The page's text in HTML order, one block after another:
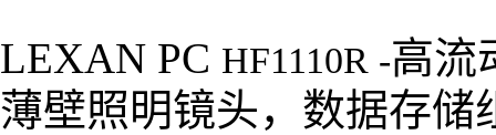
LEXAN PC HF1110R -高流
薄壁照明镜头，数据存储